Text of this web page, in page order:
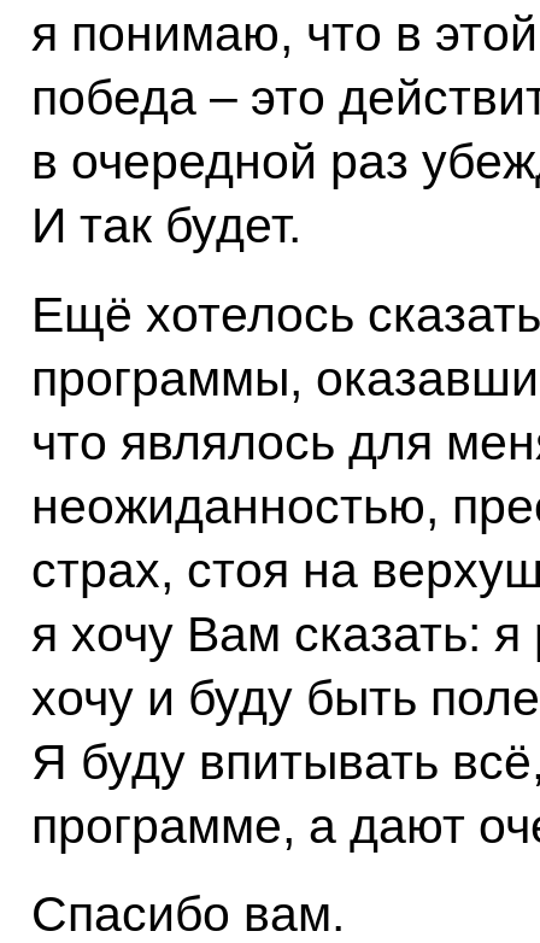
я понимаю, что в
победа – это
в очередной раз
И так будет.
Ещё хотелось
программы,
что являлось для
неожиданностью,
страх, стоя на
я хочу Вам сказать:
хочу и буду быть
Я буду впитывать
программе, а дают
Спасибо вам.